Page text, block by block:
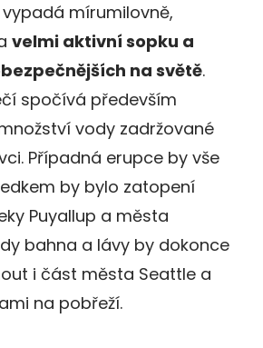
vypadá mírumilovně,
velmi aktivní sopku a
na světě.
spočívá především
vody zadržované
Případná erupce by vše
by bylo zatopení
Puyallup a města
bahna a lávy by dokonce
i část města Seattle a
na pobřeží.